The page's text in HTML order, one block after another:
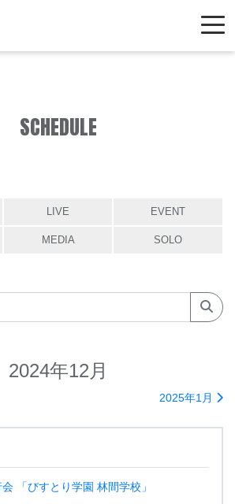
SCHEDULE
LIVE EVENT
MEDIA SOLO
2024年12月
2025年1月
「びすとり学園 林間学校」